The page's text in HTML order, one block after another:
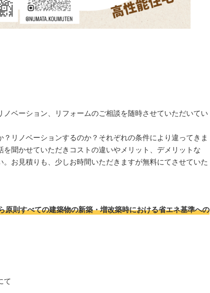
ベーション、リフォームのご相談を随時させていただいてい
リノベーションするのか？それぞれの条件により違ってきま
聞かせていただきコストの違いやメリット、デメリットな
お見積りも、少しお時間いただきますが無料にてさせていた
原則すべての建築物の新築・増改築時における省エネ基準への
て